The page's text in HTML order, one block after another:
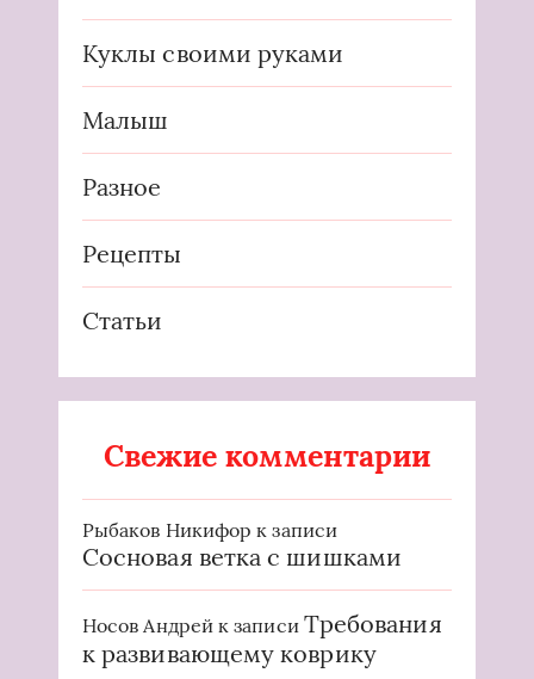
Куклы своими руками
Малыш
Разное
Рецепты
Статьи
Свежие комментарии
Рыбаков Никифор к записи
Сосновая ветка с шишками
Носов Андрейк записи Требования
к развивающему коврику